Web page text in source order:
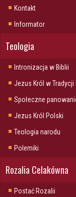
Kontakt
Informator
Teologia
Intronizacja w Biblii
Jezus Król w Tradycji
Społeczne
Jezus Król Polski
Teologia narodu
Polemiki
Rozalia Celakówna
Postać Rozalii